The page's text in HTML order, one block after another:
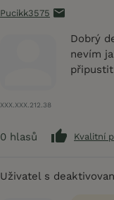
Pucikk3575
XXX.XXX.212.38
Dobrý
nevím
0 hlasů Kvalitní
Uživatel s